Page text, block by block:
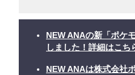
NEW ANAの新「ポケ
しました！詳細はこち
NEW ANAは株式会社